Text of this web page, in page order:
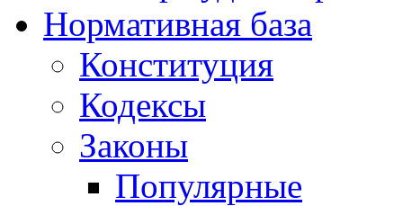
Нормативная база
Конституция
Кодексы
Законы
Популярные